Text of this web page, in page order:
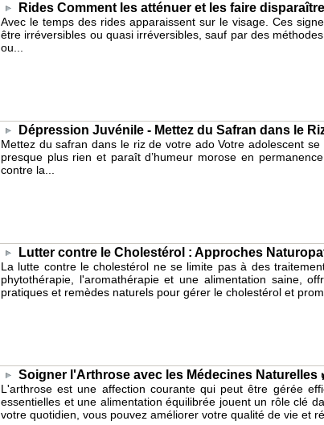
Rides Comment les atténuer et les faire
Avec le temps des rides apparaissent sur le visage. Ces
être irréversibles ou quasi irréversibles, sauf par des
ou...
Dépression Juvénile - Mettez du Safran dans le
Mettez du safran dans le riz de votre ado Votre adolescent
presque plus rien et paraît d’humeur morose en
contre la...
Lutter contre le Cholestérol : Approches
La lutte contre le cholestérol ne se limite pas à des
phytothérapie, l'aromathérapie et une alimentation saine,
pratiques et remèdes naturels pour gérer le cholestérol et
Soigner l'Arthrose avec les Médecines Naturelles
L'arthrose est une affection courante qui peut être gérée
essentielles et une alimentation équilibrée jouent un rôle clé
votre quotidien, vous pouvez améliorer votre qualité de vie et